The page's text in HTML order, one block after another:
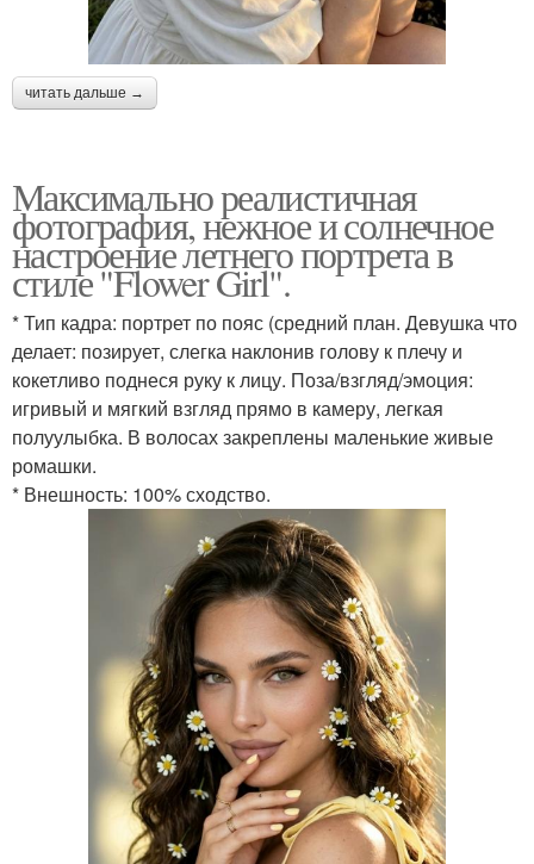
читать дальше →
Максимально реалистичная
фотография, нежное и солнечное
настроение летнего портрета в
стиле "Flower Girl".
* Тип кадра: портрет по пояс (средний план. Девушка что
делает: позирует, слегка наклонив голову к плечу и
кокетливо поднеся руку к лицу. Поза/взгляд/эмоция:
игривый и мягкий взгляд прямо в камеру, легкая
полуулыбка. В волосах закреплены маленькие живые
ромашки.
* Внешность: 100% сходство.